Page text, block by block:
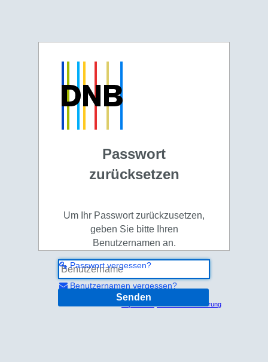
Passwort
zurücksetzen
Um Ihr Passwort zurückzusetzen,
geben Sie bitte Ihren
Benutzernamen an.
Senden
Passwort vergessen?
Benutzernamen vergessen?
Datenschutzerklärung